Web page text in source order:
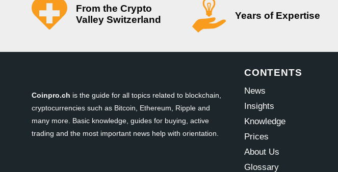
From the Crypto
Valley Switzerland
Years of Expertise
Coinpro.ch is the guide for all topics related to blockchain,
cryptocurrencies such as Bitcoin, Ethereum, Ripple and
many more. Basic knowledge, guides for buying, active
trading and the most important news help with orientation.
CONTENTS
News
Insights
Knowledge
Prices
About Us
Glossary